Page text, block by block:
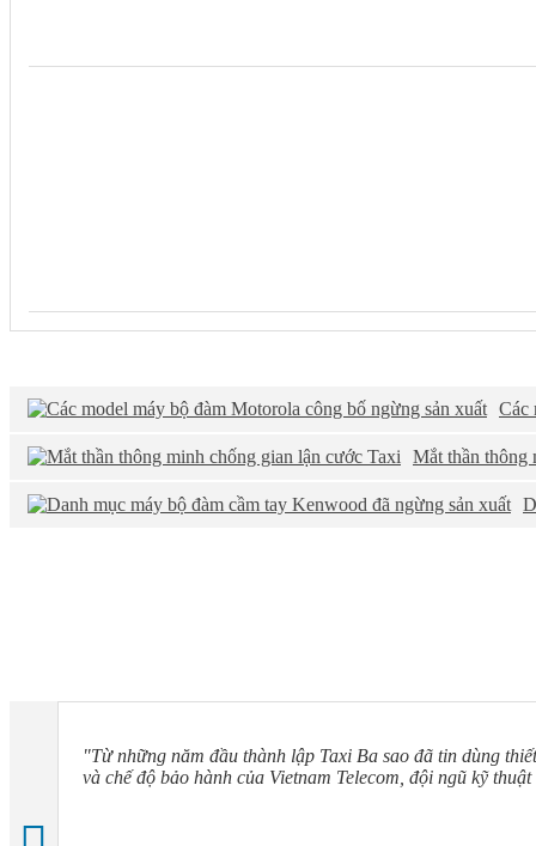
Các
Mắt thần thông
"Từ những năm đầu thành lập Taxi Ba sao đã tin dùng
và chế độ bảo hành của Vietnam Telecom, đội ngũ kỹ